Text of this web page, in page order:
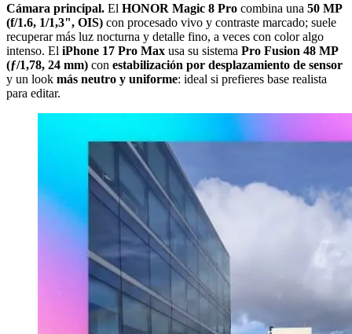
Cámara principal. El HONOR Magic 8 Pro combina una 50 MP
(f/1.6, 1/1,3", OIS) con procesado vivo y contraste marcado; suele
recuperar más luz nocturna y detalle fino, a veces con color algo
intenso. El iPhone 17 Pro Max usa su sistema Pro Fusion 48 MP
(ƒ/1,78, 24 mm) con estabilización por desplazamiento de sensor
y un look más neutro y uniforme: ideal si prefieres base realista
para editar.